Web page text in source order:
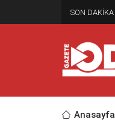
SON DAKİKA
Anasayfa